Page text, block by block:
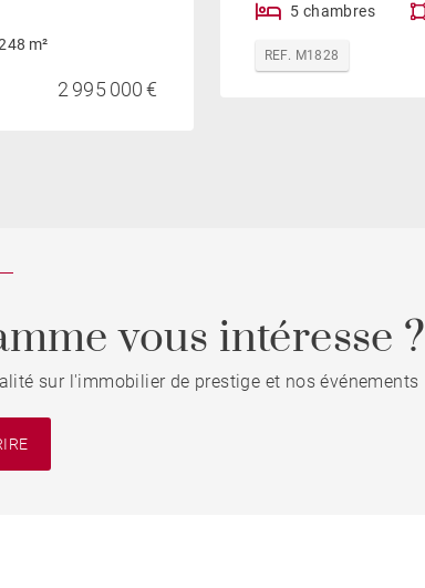
m²
2 995 000 €
5 chambres
REF. M1828
vous intéresse ?
sur l'immobilier de prestige et nos événements